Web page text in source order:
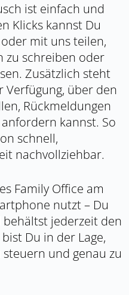
ist einfach und
Klicks kannst Du
mit uns teilen,
zu schreiben oder
Zusätzlich steht
Verfügung, über den
Rückmeldungen
kannst. So
schnell,
nachvollziehbar.
Family Office am
nutzt – Du
jederzeit den
Du in der Lage,
und genau zu